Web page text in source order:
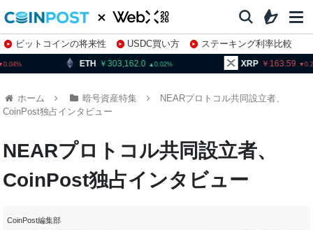
ビットコインの将来性 USDC買い方
ステーキング利率比較
株特集・関連銘柄
ETH 303,162.0 0.02 163.59 0.2
ホーム 暗号資産特集
NEARプロトコル共同設立者、
CoinPost独占インタビュー
NEARプロトコル共同設立者、
CoinPost独占インタビュー
CoinPost編集部